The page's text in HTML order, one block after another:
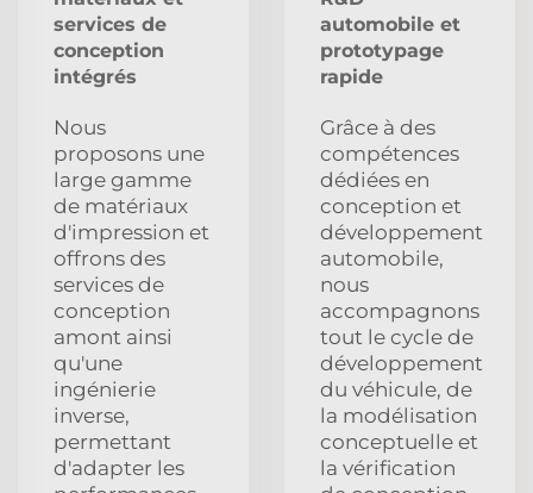
services de
conception
intégrés
Nous
proposons une
large gamme
de matériaux
d'impression et
offrons des
services de
conception
amont ainsi
qu'une
ingénierie
inverse,
permettant
d'adapter les
automobile et
prototypage
rapide
Grâce à des
compétences
dédiées en
conception et
développement
automobile,
nous
accompagnons
tout le cycle de
développement
du véhicule, de
la modélisation
conceptuelle et
la vérification